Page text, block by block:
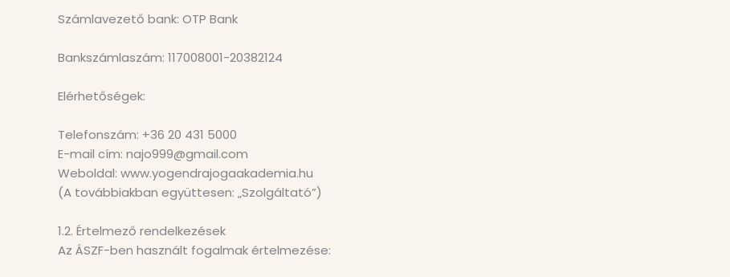
Számlavezető bank: OTP Bank
Bankszámlaszám: 117008001-20382124
Elérhetőségek:
Telefonszám: +36 20 431 5000
E-mail cím: najo999@gmail.com
Weboldal: www.yogendrajogaakademia.hu
(A továbbiakban együttesen: „Szolgáltató”)
1.2. Értelmező rendelkezések
Az ÁSZF-ben használt fogalmak értelmezése: